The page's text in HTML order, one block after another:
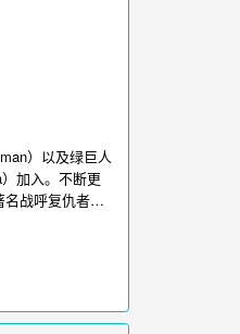
）以及绿巨人
加入。不断更
战呼复仇者集
长，鹰眼